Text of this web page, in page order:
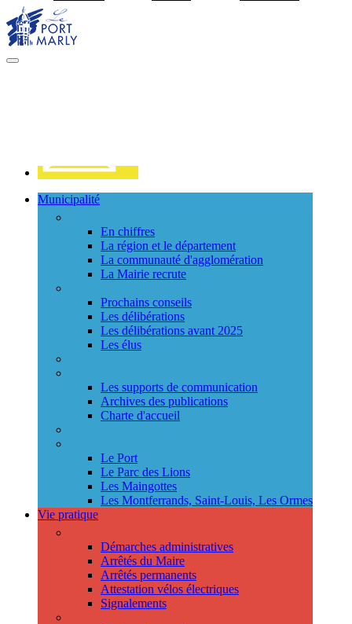
MENU
Municipalité
En chiffres
La région et le département
La communauté d'agglomération
La Mairie recrute
Prochains conseils
Les délibérations
Les délibérations avant 2025
Les élus
Les supports de communication
Archives des publications
Charte d'accueil
Le Port
Le Parc des Lions
Les Maingottes
Les Montferrands, Saint-Louis, Les Ormes
Vie pratique
Démarches administratives
Arrêtés du Maire
Arrêtés permanents
Attestation vélos électriques
Signalements